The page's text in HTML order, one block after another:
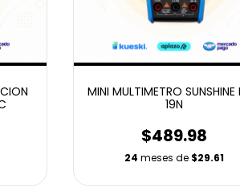
MINI MULTIMETRO
19N
$489.98
24 meses de $29.61